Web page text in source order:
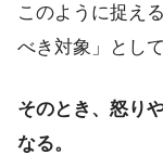
このように捉え
べき対象」とし
そのとき、怒り
なる。